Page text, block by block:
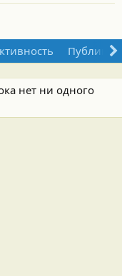
нет ни одного